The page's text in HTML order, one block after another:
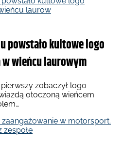
powstało kultowe logo
wieńcu laurowym
zobaczył logo
otoczoną wieńcem